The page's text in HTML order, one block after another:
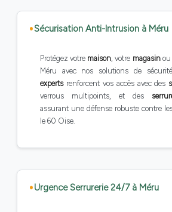
Sécurisation Anti-Intrusion à Méru
Protégez votre maison, votre magasinou
Méru avec nos solutions de
expertsrenforcent vos accès avec des
verrous multipoints, et des
assurant une défense robuste contre
le 60 Oise.
Urgence Serrurerie 24/7 à Méru